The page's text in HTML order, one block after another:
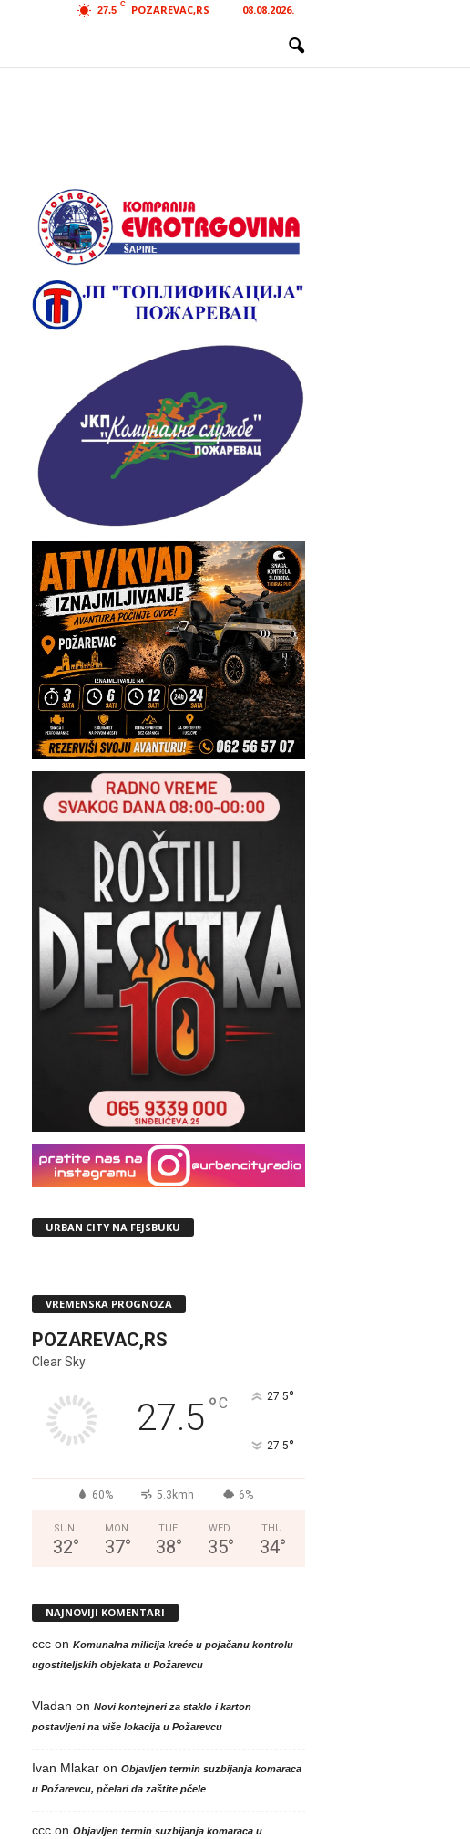
27.5
C POZAREVAC,RS 08.08.2026.
URBAN CITY NA FEJSBUKU
VREMENSKA PROGNOZA
POZAREVAC,RS
Clear Sky
27.5°C 27.5°
27.5°
60% 5.3kmh 6%
SUN
32°
MON
37°
TUE
38°
WED
35°
THU
34°
NAJNOVIJI KOMENTARI
cccon Komunalna milicija kreće u pojačanu kontrolu
ugostiteljskih objekata u Požarevcu
Vladan on Novi kontejneri za staklo i karton
postavljeni na više lokacija u Požarevcu
Ivan Mlakaron Objavljen termin suzbijanja komaraca
u Požarevcu, pčelari da zaštite pčele
cccon Objavljen termin suzbijanja komaraca u